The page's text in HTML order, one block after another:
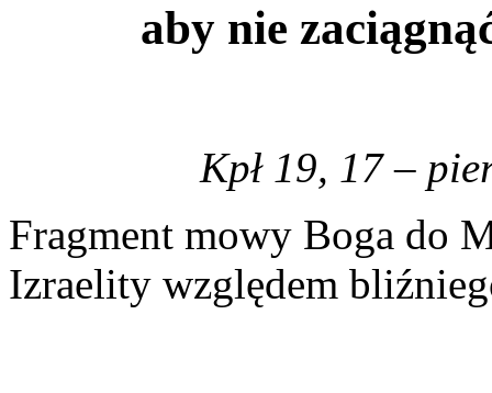
aby nie
Kpł 19, 17 –
Fragment mowy Boga do
Izraelity względem